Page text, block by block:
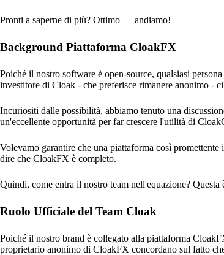
Pronti a saperne di più? Ottimo — andiamo!
Background Piattaforma CloakFX
Poiché il nostro software è open-source, qualsiasi
investitore di Cloak - che preferisce rimanere anonimo -
Incuriositi dalle possibilità, abbiamo tenuto una
un'eccellente opportunità per far crescere l'utilità di
Volevamo garantire che una piattaforma così
dire che CloakFX è completo.
Quindi, come entra il nostro team nell'equazione?
Ruolo Ufficiale del Team Cloak
Poiché il nostro brand è collegato alla piattaforma
proprietario anonimo di CloakFX concordano sul fatto